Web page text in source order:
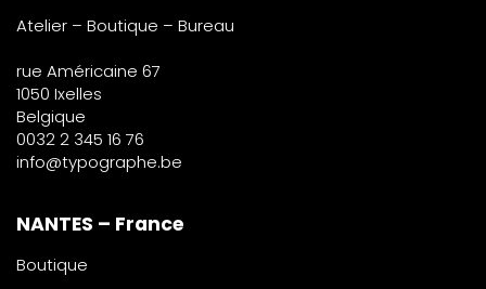
Atelier – Boutique – Bureau
rue Américaine 67
1050 Ixelles
Belgique
0032 2 345 16 76
info@typographe.be
NANTES – France
Boutique